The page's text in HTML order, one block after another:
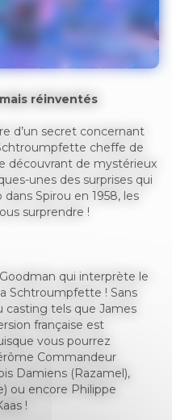
réinventés
d’un secret concernant
cheffe de
découvrant de mystérieux
unes des surprises qui
Spirou en 1958, les
surprendre !
qui interprète le
Schtroumpfette ! Sans
casting tels que James
française est
vous pourrez
Commandeur
Damiens (Razamel),
ou encore Philippe
!